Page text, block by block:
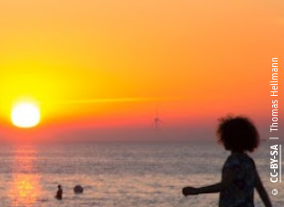
©
CC-BY-SA
| Thomas Hellmann